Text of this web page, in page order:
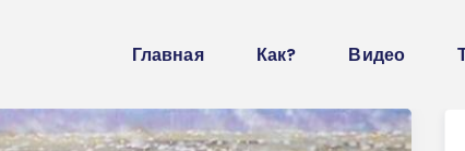
Главная Как? Видео